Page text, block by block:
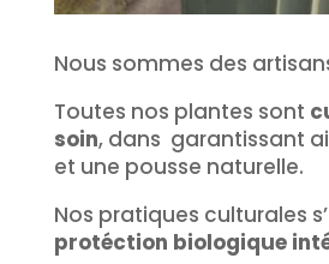
Nous sommes des
Toutes nos plantes sont
soin, dans garantissant
et une pousse naturelle.
Nos pratiques culturales
protéction biologique